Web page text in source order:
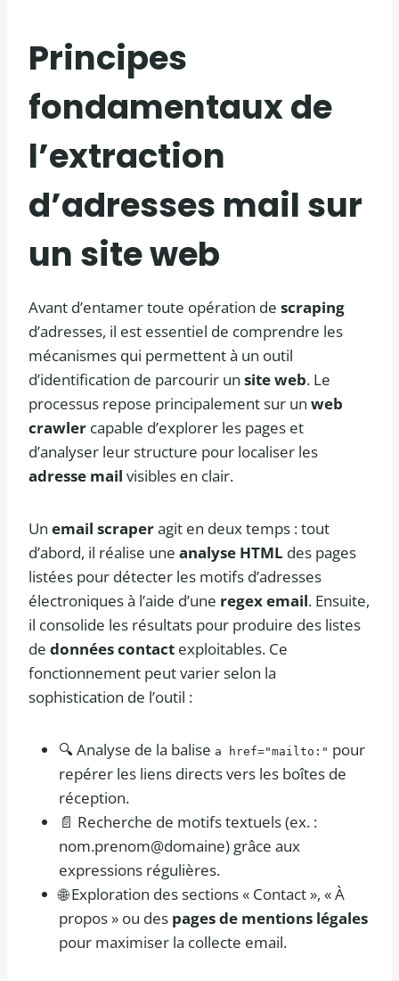
Principes
fondamentaux de
l’extraction
d’adresses mail sur
un site web
Avant d’entamer toute opération de scraping
d’adresses, il est essentiel de comprendre les
mécanismes qui permettent à un outil
d’identification de parcourir un site web. Le
processus repose principalement sur un web
crawler capable d’explorer les pages et
d’analyser leur structure pour localiser les
adresse mail visibles en clair.
Un email scraperagit en deux temps : tout
d’abord, il réalise une analyse HTML des pages
listées pour détecter les motifs d’adresses
électroniques à l’aide d’une regex email. Ensuite,
il consolide les résultats pour produire des listes
de données contact exploitables. Ce
fonctionnement peut varier selon la
sophistication de l’outil :
🔍 Analyse de la balise a href="mailto:" pour
repérer les liens directs vers les boîtes de
réception.
📄 Recherche de motifs textuels (ex. :
nom.prenom@domaine) grâce aux
expressions régulières.
🌐 Exploration des sections « Contact », « À
propos » ou des pages de mentions légales
pour maximiser la collecte email.